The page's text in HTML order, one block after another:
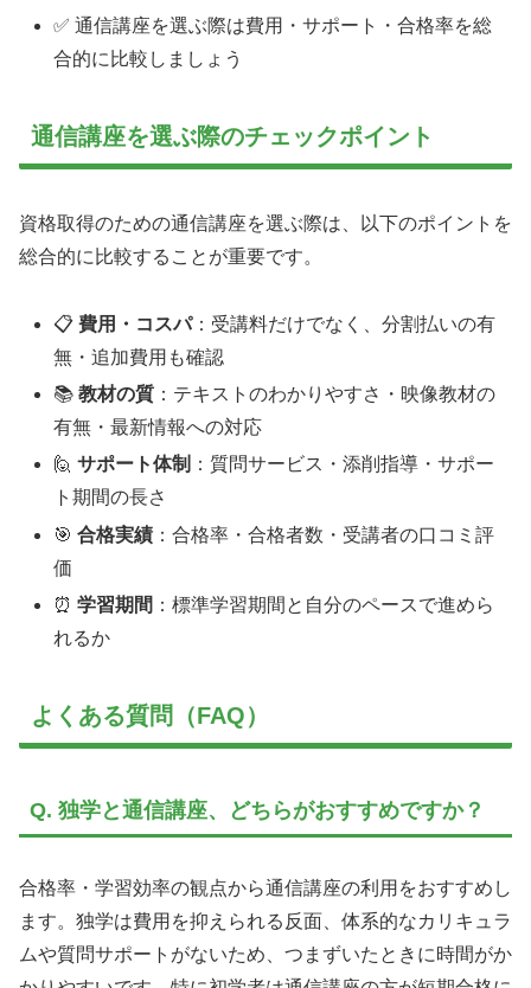
✅ 通信講座を選ぶ際は費用・サポート・合格率を総
合的に比較しましょう
通信講座を選ぶ際のチェックポイント
資格取得のための通信講座を選ぶ際は、以下のポイントを
総合的に比較することが重要です。
📋費用・コスパ：受講料だけでなく、分割払いの有
無・追加費用も確認
📚教材の質 ：テキストのわかりやすさ・映像教材の
有無・最新情報への対応
🙋サポート体制 ：質問サービス・添削指導・サポー
ト期間の長さ
🎯合格実績 ：合格率・合格者数・受講者の口コミ評
価
⏰学習期間 ：標準学習期間と自分のペースで進めら
れるか
よくある質問（FAQ）
Q. 独学と通信講座、どちらがおすすめですか？
合格率・学習効率の観点から通信講座の利用をおすすめし
ます。独学は費用を抑えられる反面、体系的なカリキュラ
ムや質問サポートがないため、つまずいたときに時間がか